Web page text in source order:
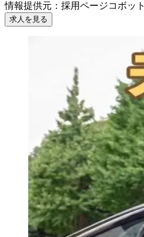
情報提供元 ： 採用ページコボット
求人を見る